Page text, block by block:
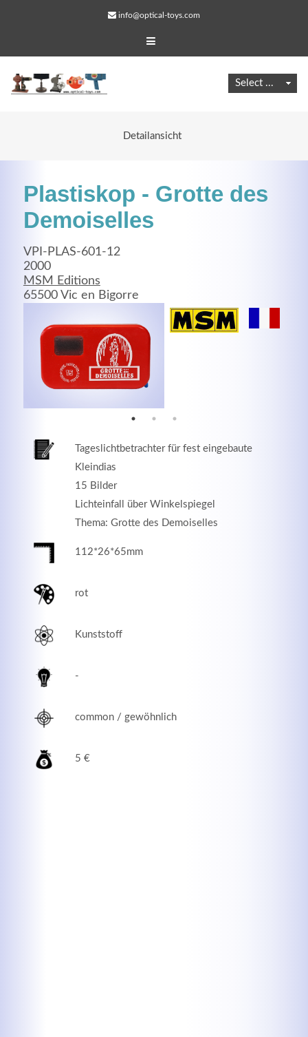
info@optical-toys.com
Detailansicht
Plastiskop - Grotte des
Demoiselles
VPI-PLAS-601-12
2000
MSM Editions
65500 Vic en Bigorre
Tageslichtbetrachter für fest eingebaute
Kleindias
15 Bilder
Lichteinfall über Winkelspiegel
Thema: Grotte des Demoiselles
112*26*65mm
rot
Kunststoff
-
common / gewöhnlich
5 €
Web Projects
Lorem ipsum dolor sit amet, consectetuer adipiscing
elit. Aenean commodo ligula eget dolor.
MEHR INFOS
Lorem ipsum dolor sit amet, consectetuer adipiscing